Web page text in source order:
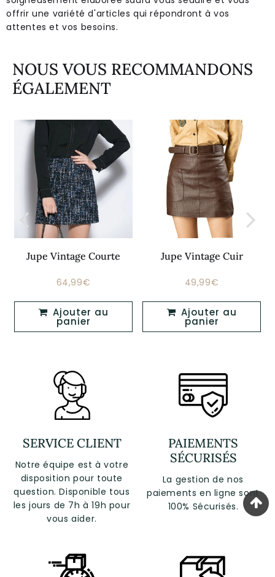
offrir une variété d'articles qui répondront à vos
attentes et vos besoins.
NOUS VOUS RECOMMANDONS
ÉGALEMENT
Jupe Vintage Courte
Prix
64,99€
panier
Jupe Vintage Cuir
Prix
49,99€
panier
SERVICE CLIENT
Notre équipe est à votre
disposition pour toute
question. Disponible tous
les jours de 7h à 19h pour
vous aider.
PAIEMENTS
SÉCURISÉS
La gestion de nos
paiements en ligne sont
100% Sécurisés.